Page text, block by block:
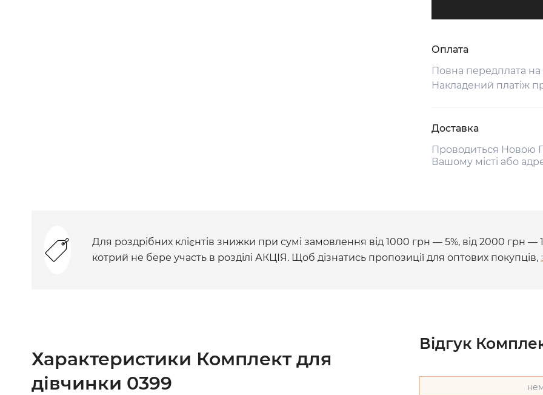
Оплата
Повна передплата
Накладений платіж
Доставка
Проводиться Новою
Вашому місті або
Для роздрібних клієнтів знижки при сумі замовлення від 1000 грн — 5%, від 2000 грн —
котрий не бере участь в розділі АКЦІЯ. Щоб дізнатись пропозиції для оптових покупців,
Характеристики Комплект для
дівчинки 0399
Відгук